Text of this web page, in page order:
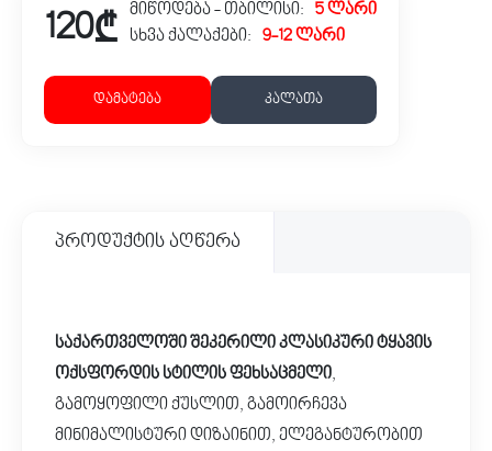
120₾
მიწოდება - თბილისი:
5 ლარი
სხვა ქალაქები:
9-12 ლარი
დამატება კალათა
პროდუქტის აღწერა
საქართველოში შეკერილი კლასიკური ტყავის
ოქსფორდის სტილის ფეხსაცმელი,
გამოყოფილი ქუსლით, გამოირჩევა
მინიმალისტური დიზაინით, ელეგანტურობით